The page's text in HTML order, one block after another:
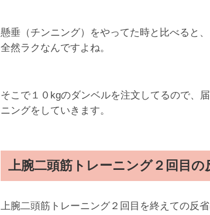
懸垂（チンニング）をやってた時と比べると
全然ラクなんですよね。
そこで１０kgのダンベルを注文してるので、
ニングをしていきます。
上腕二頭筋トレーニング２回目の
上腕二頭筋トレーニング２回目を終えての反省